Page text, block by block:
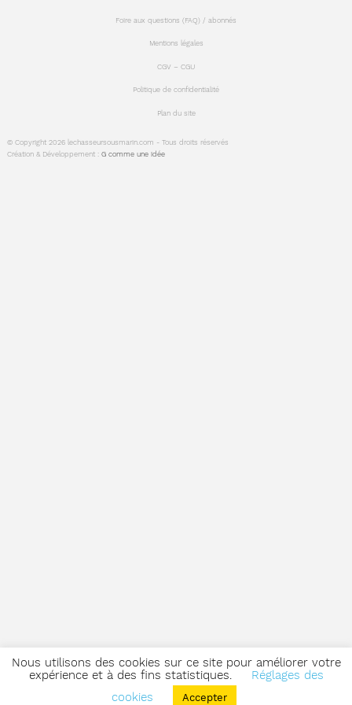
© Copyright 2026 lechasseursousmarin.com - Tous droits réservés
Création & Développement :G comme une idée
Foire aux questions (FAQ) / abonnés
Mentions légales
CGV – CGU
Politique de confidentialité
Plan du site
Nous utilisons des cookies sur ce site pour améliorer votre
expérience et à des fins statistiques.
Réglages des
cookies
Accepter